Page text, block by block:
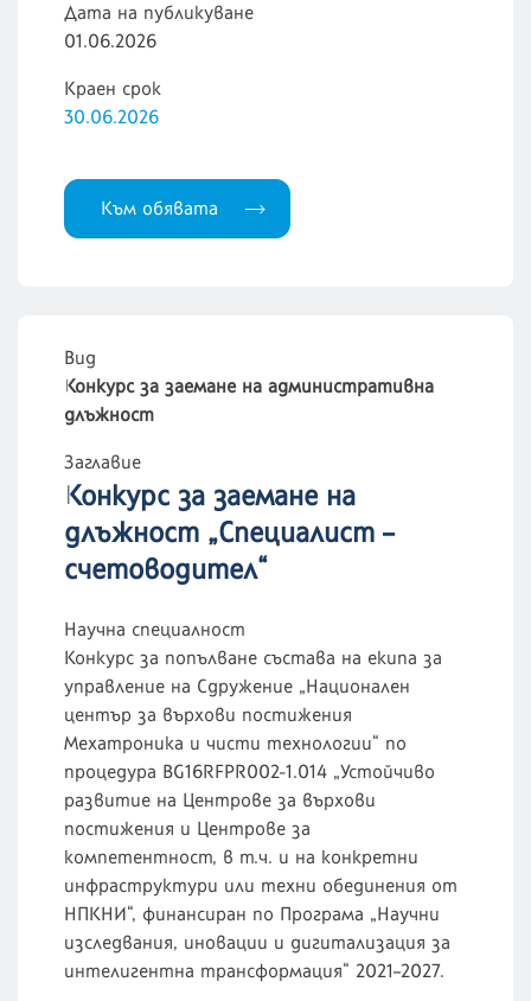
Дата на публикуване
01.06.2026
Краен срок
30.06.2026
Към обявата
Вид
Конкурс за заемане на административна
длъжност
Заглавие
Конкурс за заемане на
длъжност „Специалист –
счетоводител“
Научна специалност
Конкурс за попълване състава на екипа за
управление на Сдружение „Национален
център за върхови постижения
Мехатроника и чисти технологии“ по
процедура BG16RFPR002-1.014 „Устойчиво
развитие на Центрове за върхови
постижения и Центрове за
компетентност, в т.ч. и на конкретни
инфраструктури или техни обединения от
НПКНИ“, финансиран по Програма „Научни
изследвания, иновации и дигитализация за
интелигентна трансформация“ 2021–2027.